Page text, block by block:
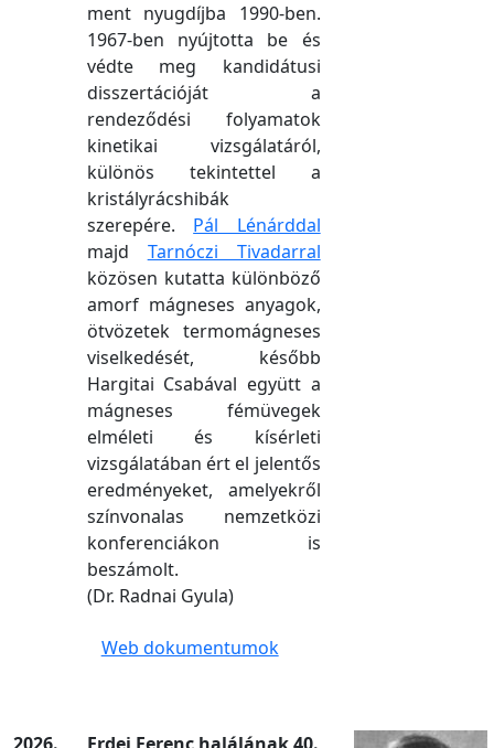
ment nyugdíjba 1990-ben.
1967-ben nyújtotta be és
védte meg kandidátusi
disszertációját a
rendeződési folyamatok
kinetikai vizsgálatáról,
különös tekintettel a
kristályrácshibák
szerepére. Pál Lénárddal
majd Tarnóczi Tivadarral
közösen kutatta különböző
amorf mágneses anyagok,
ötvözetek termomágneses
viselkedését, később
Hargitai Csabával együtt a
mágneses fémüvegek
elméleti és kísérleti
vizsgálatában ért el jelentős
eredményeket, amelyekről
színvonalas nemzetközi
konferenciákon is
beszámolt.
(Dr. Radnai Gyula)
Web dokumentumok